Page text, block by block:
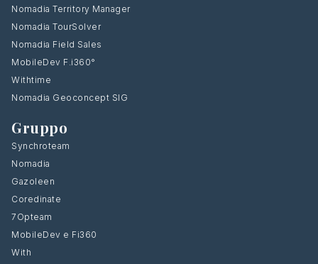
Nomadia Territory Manager
Nomadia TourSolver
Nomadia Field Sales
MobileDev F.i360°
Withtime
Nomadia Geoconcept SIG
Gruppo
Synchroteam
Nomadia
Gazoleen
Coredinate
7Opteam
MobileDev e Fi360
With